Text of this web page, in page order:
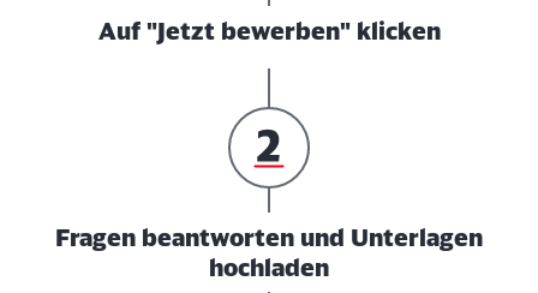
Auf "Jetzt bewerben" klicken
Fragen beantworten und Unterlagen
hochladen